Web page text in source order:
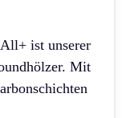
ist unserer
Mit